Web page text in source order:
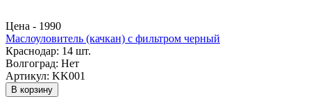
Цена - 1990
Маслоуловитель (качкан) с фильтром черный
Краснодар: 14 шт.
Волгоград: Нет
Артикул: KK001
В корзину